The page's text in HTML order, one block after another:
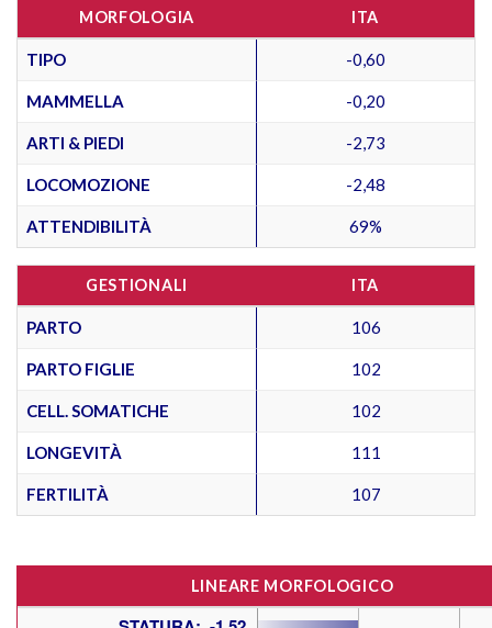
MORFOLOGIA ITA
TIPO -0,60
MAMMELLA -0,20
ARTI & PIEDI -2,73
LOCOMOZIONE -2,48
ATTENDIBILITÀ 69%
GESTIONALI ITA
PARTO 106
PARTO FIGLIE 102
CELL. SOMATICHE 102
LONGEVITÀ 111
FERTILITÀ 107
LINEARE MORFOLOGICO